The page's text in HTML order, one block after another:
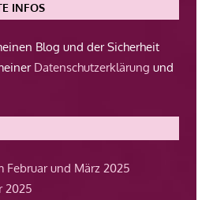
INFOS
Blog und der Sicherheit
Datenschutzerklärung und
Februar und März 2025
2025